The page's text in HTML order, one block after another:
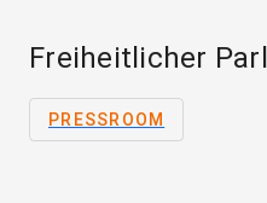
Freiheitlicher
PRESSROOM